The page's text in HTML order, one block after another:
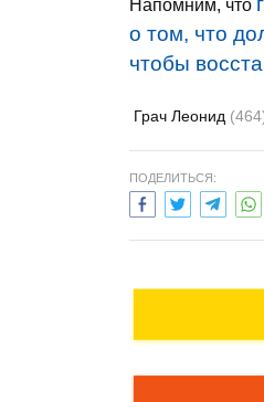
Напомним, что
о том, что
чтобы
Грач Леонид
ПОДЕЛИТЬСЯ: